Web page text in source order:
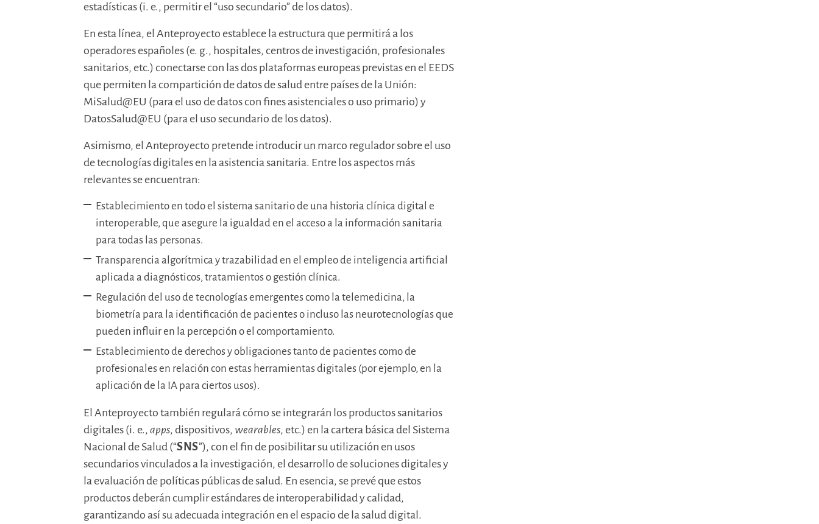
estadísticas (i. e., permitir el “uso secundario” de los datos).
En esta línea, el Anteproyecto establece la estructura que permitirá a los
operadores españoles (e. g., hospitales, centros de investigación, profesionales
sanitarios, etc.) conectarse con las dos plataformas europeas previstas en el EEDS
que permiten la compartición de datos de salud entre países de la Unión:
MiSalud@EU (para el uso de datos con fines asistenciales o uso primario) y
DatosSalud@EU (para el uso secundario de los datos).
Asimismo, el Anteproyecto pretende introducir un marco regulador sobre el uso
de tecnologías digitales en la asistencia sanitaria. Entre los aspectos más
relevantes se encuentran:
Establecimiento en todo el sistema sanitario de una historia clínica digital e
interoperable, que asegure la igualdad en el acceso a la información sanitaria
para todas las personas.
Transparencia algorítmica y trazabilidad en el empleo de inteligencia artificial
aplicada a diagnósticos, tratamientos o gestión clínica.
Regulación del uso de tecnologías emergentes como la telemedicina, la
biometría para la identificación de pacientes o incluso las neurotecnologías que
pueden influir en la percepción o el comportamiento.
Establecimiento de derechos y obligaciones tanto de pacientes como de
profesionales en relación con estas herramientas digitales (por ejemplo, en la
aplicación de la IA para ciertos usos).
El Anteproyecto también regulará cómo se integrarán los productos sanitarios
digitales (i. e., apps, dispositivos, wearables, etc.) en la cartera básica del Sistema
Nacional de Salud (“SNS”), con el fin de posibilitar su utilización en usos
secundarios vinculados a la investigación, el desarrollo de soluciones digitales y
la evaluación de políticas públicas de salud. En esencia, se prevé que estos
productos deberán cumplir estándares de interoperabilidad y calidad,
garantizando así su adecuada integración en el espacio de la salud digital.